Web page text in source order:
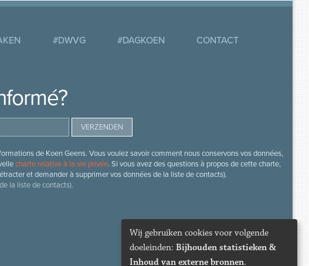
#DWVG #DAGKOEN CONTACT
de Koen Geens. Vous voulez savoir comment nous conservons vos données,
charte relative à la vie privée. Si vous avez des questions à propos de cette charte,
et demander à supprimer vos données de la liste de contacts).
la liste de contacts).
Wij gebruiken cookies voor volgende
doeleinden: Bijhouden statistieken &
Inhoud van externe bronnen.